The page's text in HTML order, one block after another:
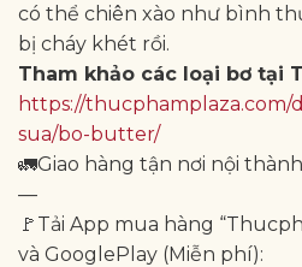
có thể chiên xào như bình
bị cháy khét rồi.
Tham khảo các loại bơ tại
https://thucphamplaza.com/
sua/bo-butter/
🚛Giao hàng tận nơi nội
—
🚩Tải App mua hàng
và GooglePlay (Miễn phí):